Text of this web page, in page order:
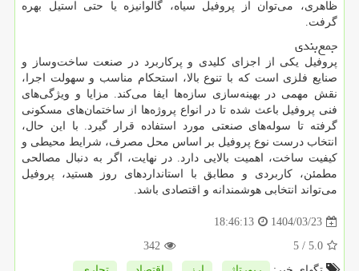
ظاهری، می‌توان از پروفیل سیاه، گالوانیزه یا حتی استیل بهره
گرفت.
جمع‌بندی
پروفیل یکی از اجزای کلیدی و پرکاربرد در صنعت ساخت‌وساز و
صنایع فلزی است که با تنوع بالا، استحکام مناسب و سهولت اجرا،
نقش مهمی در بهینه‌سازی سازه‌ها ایفا می‌کند. مزایا و ویژگی‌های
فنی پروفیل باعث شده تا در انواع پروژه‌ها از ساختمان‌های مسکونی
گرفته تا سوله‌های صنعتی مورد استفاده قرار گیرد. با این حال،
انتخاب درست نوع پروفیل بر اساس محل مصرف، شرایط محیطی و
کیفیت ساخت، اهمیت بالایی دارد. در نهایت، اگر به دنبال مصالحی
مطمئن، کاربردی و مطابق با استانداردهای روز هستید، پروفیل
می‌تواند انتخابی هوشمندانه و اقتصادی باشد.
1404/03/23
18:46:13
5.0
/ 5
342